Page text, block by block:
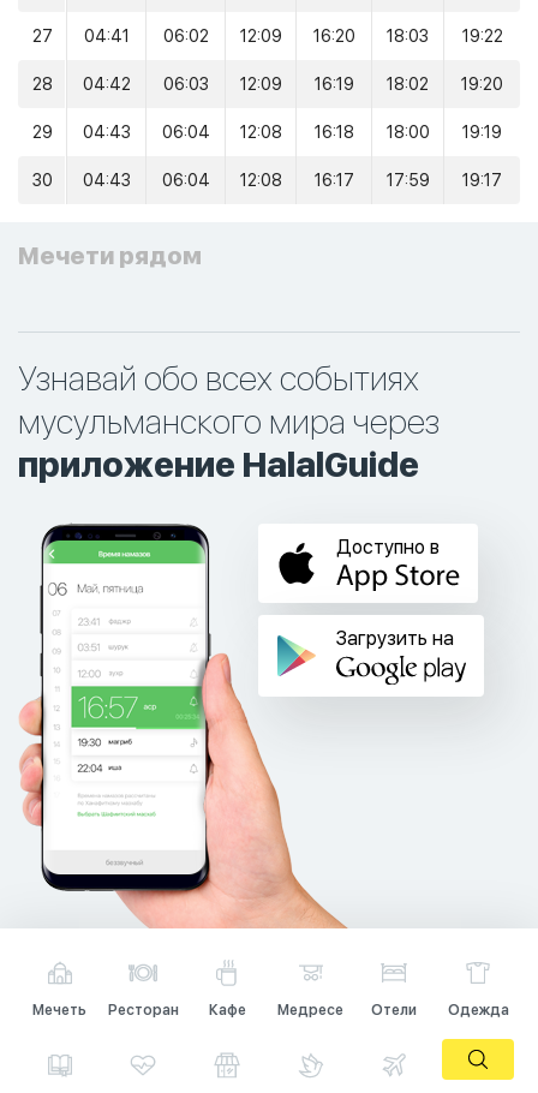
27 04:41 06:02 12:09 16:20 18:03 19:22
28 04:42 06:03 12:09 16:19 18:02 19:20
29 04:43 06:04 12:08 16:18 18:00 19:19
30 04:43 06:04 12:08 16:17 17:59 19:17
Мечети рядом
Узнавай обо всех событиях
мусульманского мира через
приложение HalalGuide
Доступно в
Загрузить на
Мечеть Ресторан Кафе Медресе Отели Одежда